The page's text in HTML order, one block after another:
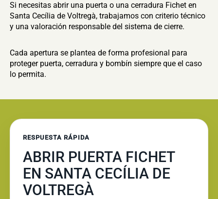
Si necesitas abrir una puerta o una cerradura Fichet en
Santa Cecília de Voltregà, trabajamos con criterio técnico
y una valoración responsable del sistema de cierre.
Cada apertura se plantea de forma profesional para
proteger puerta, cerradura y bombín siempre que el caso
lo permita.
RESPUESTA RÁPIDA
ABRIR PUERTA FICHET
EN SANTA CECÍLIA DE
VOLTREGÀ